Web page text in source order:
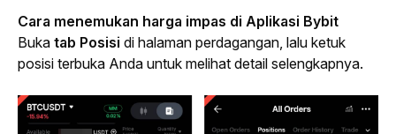
Cara menemukan harga impas di Aplikasi Bybit
Buka tab Posisi di halaman perdagangan, lalu ketuk
posisi terbuka Anda untuk melihat detail selengkapnya.